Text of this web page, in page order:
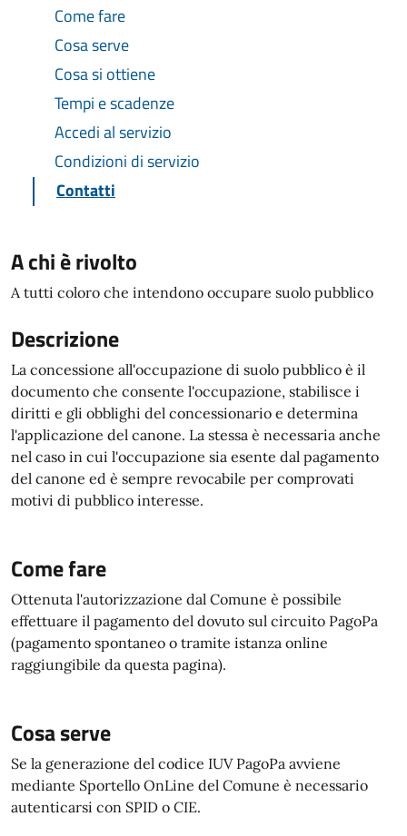
Come fare
Cosa serve
Cosa si ottiene
Tempi e scadenze
Accedi al servizio
Condizioni di servizio
Contatti
A chi è rivolto
A tutti coloro che intendono occupare suolo pubblico
Descrizione
La concessione all'occupazione di suolo pubblico è il
documento che consente l'occupazione, stabilisce i
diritti e gli obblighi del concessionario e determina
l'applicazione del canone. La stessa è necessaria anche
nel caso in cui l'occupazione sia esente dal pagamento
del canone ed è sempre revocabile per comprovati
motivi di pubblico interesse.
Come fare
Ottenuta l'autorizzazione dal Comune è possibile
effettuare il pagamento del dovuto sul circuito PagoPa
(pagamento spontaneo o tramite istanza online
raggiungibile da questa pagina).
Cosa serve
Se la generazione del codice IUV PagoPa avviene
mediante Sportello OnLine del Comune è necessario
autenticarsi con SPID o CIE.